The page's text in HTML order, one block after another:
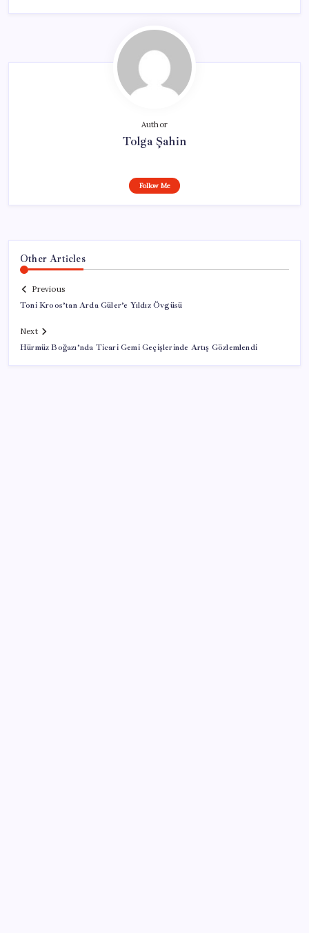
Author
Tolga Şahin
Follow Me
Other Articles
Previous
Toni Kroos’tan Arda Güler’e Yıldız Övgüsü
Next
Hürmüz Boğazı’nda Ticari Gemi Geçişlerinde Artış Gözlemlendi